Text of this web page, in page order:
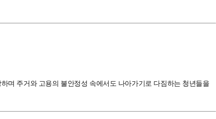
며 주거와 고용의 불안정성 속에서도 나아가기로 다짐하는 청년들을